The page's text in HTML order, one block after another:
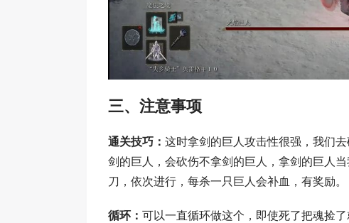
三、注意事项
通关技巧： 这时拿剑的巨人攻击性很强，我们
剑的巨人，会砍伤不拿剑的巨人，拿剑的巨人
刀，依次进行，每杀一只巨人会补血，有奖励。
循环： 可以一直循环做这个，即使死了把魂捡了